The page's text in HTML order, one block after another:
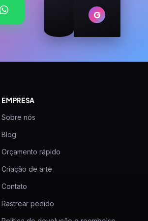
G
EMPRESA
Sobre nós
Blog
Orçamento rápido
Criação de arte
Contato
Rastrear pedido